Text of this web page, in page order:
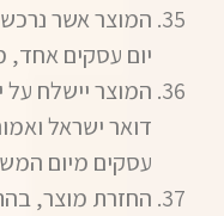
המוצר אשר
יום עסקים
המוצר יישלח על
דואר ישראל
עסקים מיום
החזרת מוצר,